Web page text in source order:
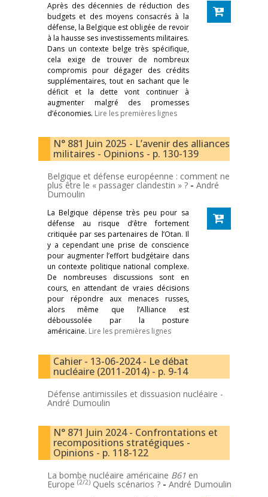
Après des décennies de réduction des
budgets et des moyens consacrés à la
défense, la Belgique est obligée de revoir
à la hausse ses investissements militaires.
Dans un contexte belge très spécifique,
cela exige de trouver de nombreux
compromis pour dégager des crédits
supplémentaires, tout en sachant que le
déficit et la dette vont continuer à
augmenter malgré des promesses
d’économies. Lire les premières lignes
N° 881 Juin 2025 - L’avenir des alliances
militaires - Opinions - p. 130-139
Belgique et défense européenne : comment ne
plus être le « passager clandestin » ? - André
Dumoulin
La Belgique dépense très peu pour sa
défense au risque d’être fortement
critiquée par ses partenaires de l’Otan. Il
y a cependant une prise de conscience
pour augmenter l’effort budgétaire dans
un contexte politique national complexe.
De nombreuses discussions sont en
cours, en attendant de vraies décisions
pour répondre aux menaces russes,
alors même que l’Alliance est
déboussolée par la posture
américaine. Lire les premières lignes
Cahier - 13-06-2024 - Le débat
nucléaire (2011-2014) - p. 9-14
Défense antimissiles et dissuasion nucléaire -
André Dumoulin
N° 871 Juin 2024 - Confrontations et
recompositions stratégiques -
Opinions - p. 118-122
La bombe nucléaire américaine B61 en
Europe (2/2) Quels scénarios ? - André Dumoulin